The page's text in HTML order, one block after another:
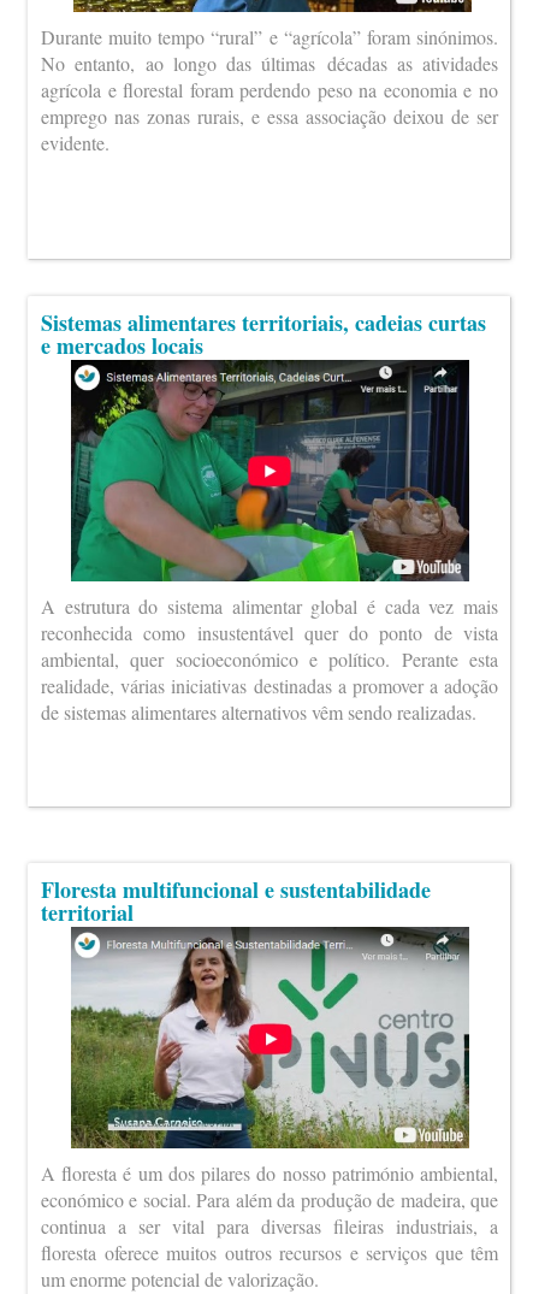
Durante muito tempo “rural” e “agrícola” foram sinónimos.
No entanto, ao longo das últimas décadas as atividades
agrícola e florestal foram perdendo peso na economia e no
emprego nas zonas rurais, e essa associação deixou de ser
evidente.
Sistemas alimentares territoriais, cadeias curtas
e mercados locais
A estrutura do sistema alimentar global é cada vez mais
reconhecida como insustentável quer do ponto de vista
ambiental, quer socioeconómico e político. Perante esta
realidade, várias iniciativas destinadas a promover a adoção
de sistemas alimentares alternativos vêm sendo realizadas.
Floresta multifuncional e sustentabilidade
territorial
A floresta é um dos pilares do nosso património ambiental,
económico e social. Para além da produção de madeira, que
continua a ser vital para diversas fileiras industriais, a
floresta oferece muitos outros recursos e serviços que têm
um enorme potencial de valorização.